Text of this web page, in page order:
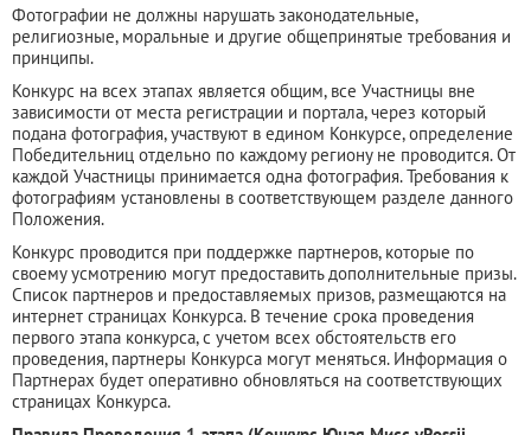
Фотографии не должны нарушать законодательные,
религиозные, моральные и другие общепринятые требования и
принципы.
Конкурс на всех этапах является общим, все Участницы вне
зависимости от места регистрации и портала, через который
подана фотография, участвуют в едином Конкурсе, определение
Победительниц отдельно по каждому региону не проводится. От
каждой Участницы принимается одна фотография. Требования к
фотографиям установлены в соответствующем разделе данного
Положения.
Конкурс проводится при поддержке партнеров, которые по
своему усмотрению могут предоставить дополнительные призы.
Список партнеров и предоставляемых призов, размещаются на
интернет страницах Конкурса. В течение срока проведения
первого этапа конкурса, с учетом всех обстоятельств его
проведения, партнеры Конкурса могут меняться. Информация о
Партнерах будет оперативно обновляться на соответствующих
страницах Конкурса.